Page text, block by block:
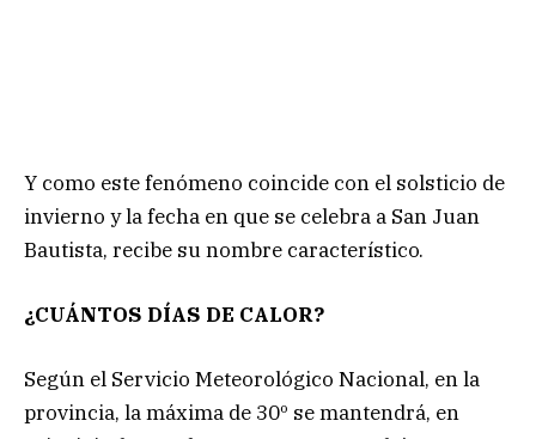
Y como este fenómeno coincide con el solsticio de
invierno y la fecha en que se celebra a San Juan
Bautista, recibe su nombre característico.
¿CUÁNTOS DÍAS DE CALOR?
Según el Servicio Meteorológico Nacional, en la
provincia, la máxima de 30º se mantendrá, en